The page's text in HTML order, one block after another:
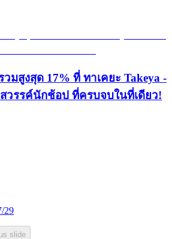
มสูงสุด 17% ที่ ทาเคยะ Takeya -
วรรค์นักช้อป ที่ครบจบในที่เดียว!
29
slide